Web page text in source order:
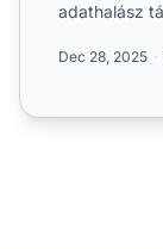
adathalász
Dec 28, 2025